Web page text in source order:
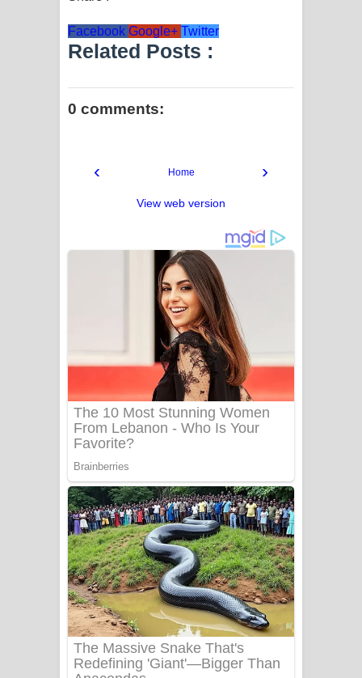
Facebook Google+ Twitter
Related Posts :
0 comments:
‹ ›
Home
View web version